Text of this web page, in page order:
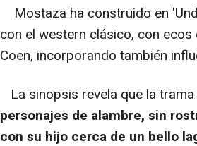
Mostaza ha construido en
con el western clásico, con
Coen, incorporando también
La sinopsis revela que la
personajes de alambre, sin
con su hijo cerca de un bello